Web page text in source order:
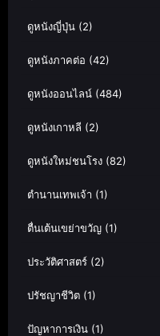
ดูหนังญี่ปุ่น (2)
ดูหนังภาคต่อ (42)
ดูหนังออนไลน์ (484)
ดูหนังเกาหลี (2)
ดูหนังใหม่ชนโรง (82)
ตำนานเทพเจ้า (1)
ตื่นเต้นเขย่าขวัญ (1)
ประวัติศาสตร์ (2)
ปรัชญาชีวิต (1)
ปัญหาการเงิน (1)